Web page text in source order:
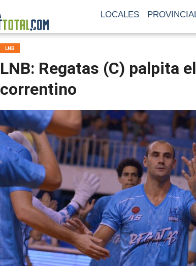
LOCALES
LNB
LNB: Regatas (C) palpita
correntino